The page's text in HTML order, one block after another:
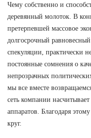
Чему собственно и
деревянный молоток. В
претерпевшей массовое
долгосрочный
спекуляции, практически
постоянные сомнения о
непрозрачных
мы все вместе
сеть компании
аппаратов. Благодаря
круг.